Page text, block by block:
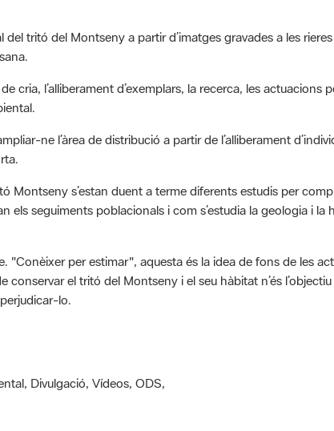
tritó del Montseny a partir d’imatges gravades a les
cria, l’alliberament d’exemplars, la recerca, les actuacions
ne l’àrea de distribució a partir de l’alliberament
Montseny s’estan duent a terme diferents estudis per
seguiments poblacionals i com s’estudia la geologia i la
per estimar", aquesta és la idea de fons de les
el tritó del Montseny i el seu hàbitat n’és
lo.
Divulgació, Vídeos, ODS,